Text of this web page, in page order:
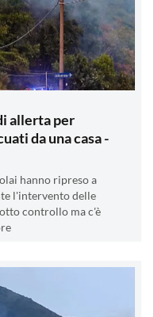
allerta per
da una casa -
hanno ripreso a
l'intervento delle
controllo ma c'è